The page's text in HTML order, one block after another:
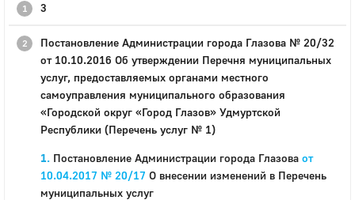
3
Постановление Администрации города Глазова № 20/32
от 10.10.2016 Об утверждении Перечня муниципальных
услуг, предоставляемых органами местного
самоуправления муниципального образования
«Городской округ «Город Глазов» Удмуртской
Республики (Перечень услуг № 1)
Постановление Администрации города Глазова от
10.04.2017 № 20/17 О внесении изменений в Перечень
муниципальных услуг